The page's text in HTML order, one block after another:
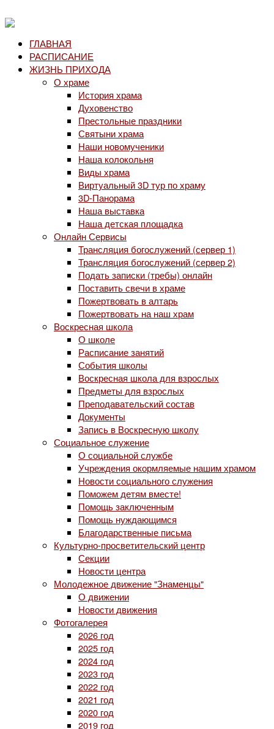
ГЛАВНАЯ
РАСПИСАНИЕ
ЖИЗНЬ ПРИХОДА
О храме
История храма
Духовенство
Престольные праздники
Святыни храма
Наши новомученики
Наша колокольня
Виды храма
Виртуальный 3D тур по храму
3D-Панорама
Наша выставка
Наша детская площадка
Онлайн Сервисы
Трансляция богослужений (сервер 1)
Трансляция богослужений (сервер 2)
Подать записки (требы) онлайн
Поставить свечи в храме
Пожертвовать в алтарь
Пожертвовать на наш храм
Воскресная школа
О школе
Расписание занятий
События школы
Воскресная школа для взрослых
Предметы для взрослых
Преподавательский состав
Документы
Запись в Воскресную школу
Социальное служение
О социальной службе
Учреждения окормляемые нашим храмом
Новости социального служения
Поможем детям вместе!
Помощь заключенным
Помощь нуждающимся
Благодарственные письма
Культурно-просветительский центр
Секции
Новости центра
Молодежное движение "Знаменцы"
О движении
Новости движения
Фотогалерея
2026 год
2025 год
2024 год
2023 год
2022 год
2021 год
2020 год
2019 год